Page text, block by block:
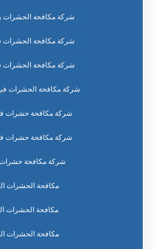
شركة مكافحة الحشرات
شركة مكافحة الحشرات
شركة مكافحة الحشرات
شركة مكافحة الحشرات
شركة مكافحة حشرات
شركة مكافحة حشرات
شركة مكافحة
مكافحة الحشرات
مكافحة الحشرات
مكافحة الحشرات